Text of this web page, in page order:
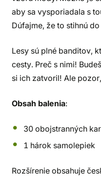
aby sa vysporiadala s
Dúfajme, že to stihnú
Lesy sú plné banditov,
cesty. Preč s nimi!
si ich zatvoril! Ale
Obsah balenia:
30 obojstranných
1 hárok samolepiek
Rozšírenie obsahuje